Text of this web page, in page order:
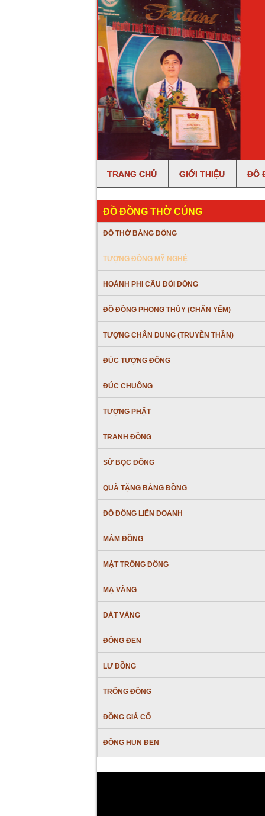
TRANG CHỦ GIỚI THIỆU ĐỒ
ĐỒ ĐỒNG THỜ CÚNG
ĐỒ THỜ BẰNG ĐỒNG
TƯỢNG ĐỒNG MỸ NGHỆ
HOÀNH PHI CÂU ĐỐI ĐỒNG
ĐỒ ĐỒNG PHONG THỦY (CHẤN YỂM)
TƯỢNG CHÂN DUNG (TRUYỀN THẦN)
ĐÚC TƯỢNG ĐỒNG
ĐÚC CHUÔNG
TƯỢNG PHẬT
TRANH ĐỒNG
SỨ BỌC ĐỒNG
QUÀ TẶNG BẰNG ĐỒNG
ĐỒ ĐỒNG LIÊN DOANH
MÂM ĐỒNG
MẶT TRỐNG ĐỒNG
MẠ VÀNG
DÁT VÀNG
ĐÔNG ĐEN
LƯ ĐỒNG
TRỐNG ĐỒNG
ĐỒNG GIẢ CỔ
ĐỒNG HUN ĐEN